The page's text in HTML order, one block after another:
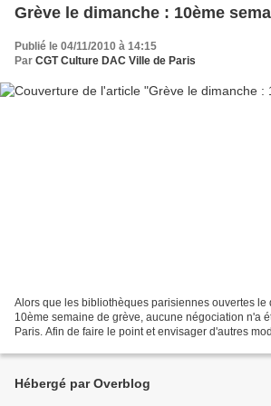
Grève le dimanche : 10ème
Publié le 04/11/2010 à 14:15
Par CGT Culture DAC Ville de Paris
Alors que les bibliothèques parisiennes ouvertes le
10ème semaine de grève, aucune négociation n'a
Paris. Afin de faire le point et envisager d'autres
Hébergé par Overblog